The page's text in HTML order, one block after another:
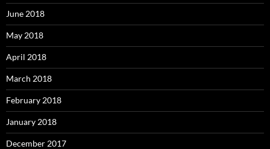
June 2018
May 2018
April 2018
March 2018
February 2018
January 2018
December 2017